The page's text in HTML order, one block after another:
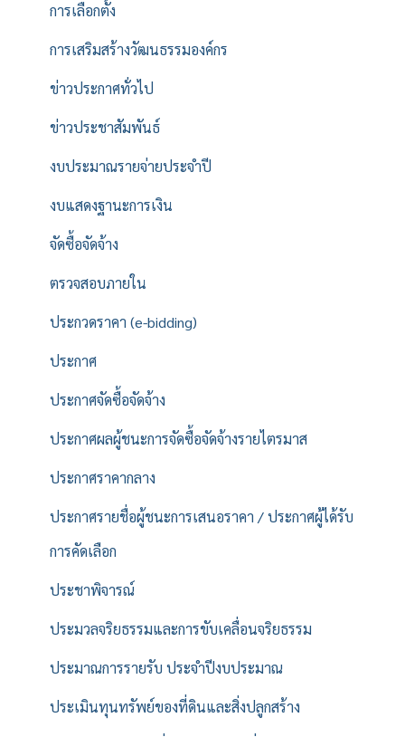
การเลือกตั้ง
การเสริมสร้างวัฒนธรรมองค์กร
ข่าวประกาศทั่วไป
ข่าวประชาสัมพันธ์
งบประมาณรายจ่ายประจำปี
งบแสดงฐานะการเงิน
จัดซื้อจัดจ้าง
ตรวจสอบภายใน
ประกวดราคา (e-bidding)
ประกาศ
ประกาศจัดซื้อจัดจ้าง
ประกาศผลผู้ชนะการจัดซื้อจัดจ้างรายไตรมาส
ประกาศราคากลาง
ประกาศรายชื่อผู้ชนะการเสนอราคา / ประกาศผู้ได้รับ
การคัดเลือก
ประชาพิจารณ์
ประมวลจริยธรรมและการขับเคลื่อนจริยธรรม
ประมาณการรายรับ ประจำปีงบประมาณ
ประเมินทุนทรัพย์ของที่ดินและสิ่งปลูกสร้าง